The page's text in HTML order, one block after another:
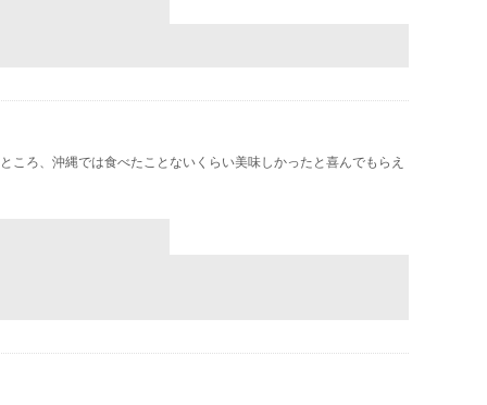
ろ、沖縄では食べたことないくらい美味しかったと喜んでもらえ